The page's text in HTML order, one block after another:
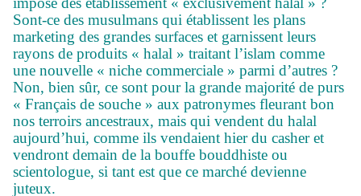
Sont-ce des musulmans qui établissent les plans
marketing des grandes surfaces et garnissent leurs
rayons de produits « halal » traitant l’islam comme
une nouvelle « niche commerciale » parmi d’autres ?
Non, bien sûr, ce sont pour la grande majorité de purs
« Français de souche » aux patronymes fleurant bon
nos terroirs ancestraux, mais qui vendent du halal
aujourd’hui, comme ils vendaient hier du casher et
vendront demain de la bouffe bouddhiste ou
scientologue, si tant est que ce marché devienne
juteux.